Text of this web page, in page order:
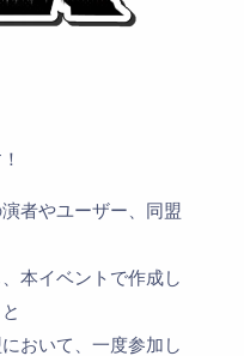
者やユーザー、同盟
本イベントで作成し
おいて、一度参加し